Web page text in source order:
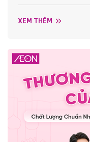
XEM THÊM